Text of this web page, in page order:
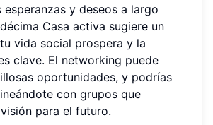
esperanzas y deseos a largo
Casa activa sugiere un
vida social prospera y la
clave. El networking puede
oportunidades, y podrías
con grupos que
para el futuro.